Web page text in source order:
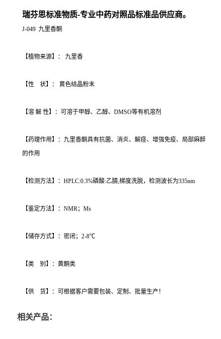
瑞芬思标准物质-专业中药对照品标准品供应商。
J-049 九里香酮
【植物来源】： 九里香
【性 状】： 黄色结晶粉末
【溶 解 性】：可溶于甲醇、乙醇、DMSO等有机溶剂
【药理作用】：九里香酮具有抗菌、消炎、解痉、增强免疫、局部麻醉
的作用
【检测方法】：HPLC:0.3%磷酸:乙腈;梯度洗脱，检测波长为335nm
【鉴定方法】：NMR；Ms
【储存方式】：密闭；2-8℃
【类 别】：黄酮类
【供 货】：可根据客户需要包装、定制、批量生产！
相关产品：